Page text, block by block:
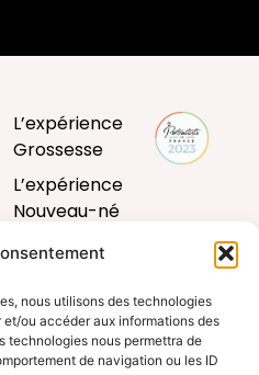
nous utilisons des technologies
ou accéder aux informations des
technologies nous permettra de
de navigation ou les ID
L’expérience
Grossesse
L’expérience
Nouveau-né
L’expérience
L’expérience
famille
Produits